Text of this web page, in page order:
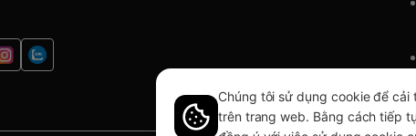
Chúng tôi sử dụng cookie để cải
trên trang web. Bằng cách tiếp